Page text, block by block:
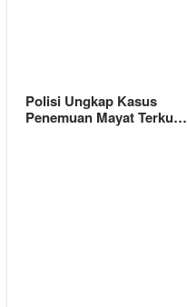
Polisi Ungkap Kasus
Penemuan Mayat Terku…